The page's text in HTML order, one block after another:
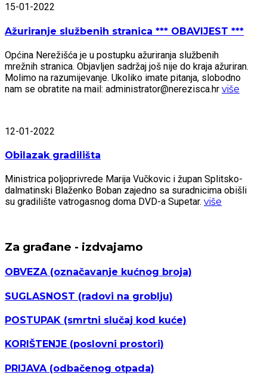
15-01-2022
Ažuriranje službenih stranica *** OBAVIJEST ***
Općina Nerežišća je u postupku ažuriranja službenih
mrežnih stranica. Objavljen sadržaj još nije do kraja ažuriran.
Molimo na razumijevanje. Ukoliko imate pitanja, slobodno
nam se obratite na mail: administrator@nerezisca.hr više
12-01-2022
Obilazak gradilišta
Ministrica poljoprivrede Marija Vučkovic i župan Splitsko-
dalmatinski Blaženko Boban zajedno sa suradnicima obišli
su gradilište vatrogasnog doma DVD-a Supetar. više
Za građane - izdvajamo
OBVEZA(označavanje kućnog broja)
SUGLASNOST (radovi na groblju)
POSTUPAK (smrtni slučaj kod kuće)
KORIŠTENJE (poslovni prostori)
PRIJAVA (odbačenog otpada)